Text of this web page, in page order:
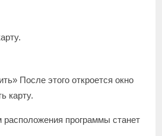
После этого откроется окно
карту.
программы станет